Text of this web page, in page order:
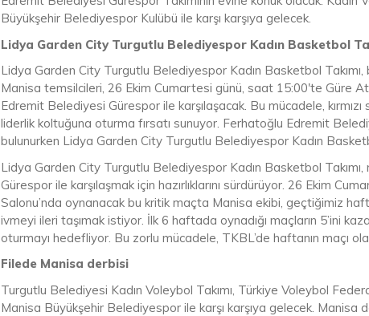
Büyükşehir Belediyespor Kulübü ile karşı karşıya gelecek.
Lidya Garden City Turgutlu Belediyespor Kadın Basketbol
Lidya Garden City Turgutlu Belediyespor Kadın Basketbol
Manisa temsilcileri, 26 Ekim Cumartesi günü, saat 15:00'te Güre
Edremit Belediyesi Gürespor ile karşılaşacak. Bu mücadele,
liderlik koltuğuna oturma fırsatı sunuyor. Ferhatoğlu Edremit
bulunurken Lidya Garden City Turgutlu Belediyespor Kadın
Lidya Garden City Turgutlu Belediyespor Kadın Basketbol
Gürespor ile karşılaşmak için hazırlıklarını sürdürüyor. 26 Ekim
Salonu’nda oynanacak bu kritik maçta Manisa ekibi, geçtiğimiz
ivmeyi ileri taşımak istiyor. İlk 6 haftada oynadığı maçların 5’ini
oturmayı hedefliyor. Bu zorlu mücadele, TKBL’de haftanın maçı
Filede Manisa derbisi
Turgutlu Belediyesi Kadın Voleybol Takımı, Türkiye Voleybol
Manisa Büyükşehir Belediyespor ile karşı karşıya gelecek. Manisa